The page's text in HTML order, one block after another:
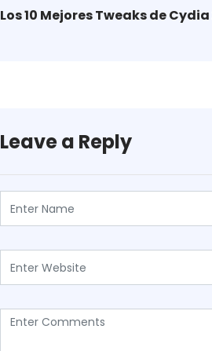
Los 10 Mejores Tweaks de Cydia
Leave a Reply